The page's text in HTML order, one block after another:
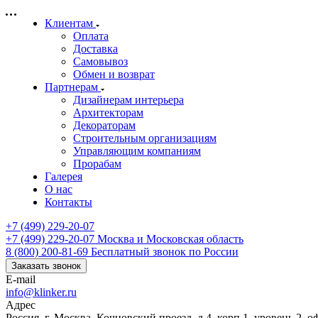
Клиентам
Оплата
Доставка
Самовывоз
Обмен и возврат
Партнерам
Дизайнерам интерьера
Архитекторам
Декораторам
Строительным организациям
Управляющим компаниям
Прорабам
Галерея
О нас
Контакты
+7 (499) 229-20-07
+7 (499) 229-20-07 Москва и Московская область
8 (800) 200-81-69 Бесплатный звонок по России
Заказать звонок
E-mail
info@klinker.ru
Адрес